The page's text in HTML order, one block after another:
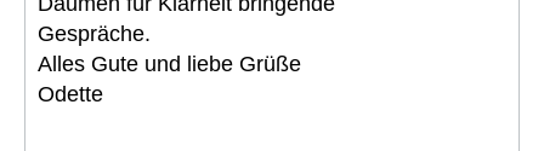
Gespräche.
Alles Gute und liebe Grüße
Odette